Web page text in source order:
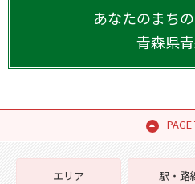
あなたのまち
青森県
PAGE
エリア
駅・路